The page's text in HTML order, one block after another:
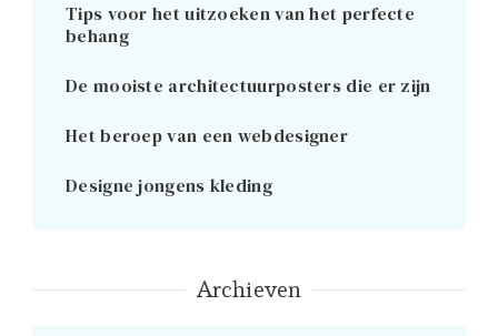
Tips voor het uitzoeken van het perfecte
behang
De mooiste architectuurposters die er zijn
Het beroep van een webdesigner
Designe jongens kleding
Archieven